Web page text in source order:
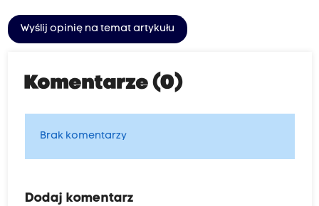
Wyślij opinię na temat artykułu
Komentarze (0)
Brak komentarzy
Dodaj komentarz